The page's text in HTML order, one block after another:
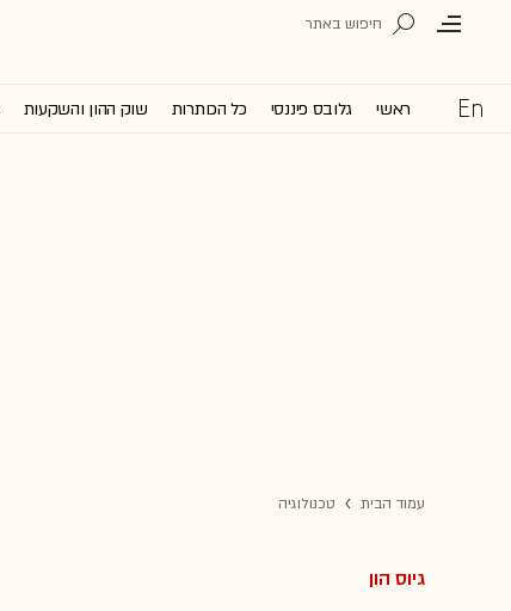
ראשי גלובס פיננסי כל הכותרות שוק ההון והשקעות
עמוד הבית טכנולוגיה
גיוס הון